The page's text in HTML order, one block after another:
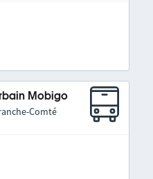
Mobigo
Comté